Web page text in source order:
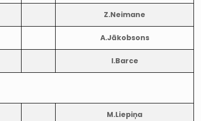
Z.Neimane
A.Jākobsons
I.Barce
M.Liepiņa